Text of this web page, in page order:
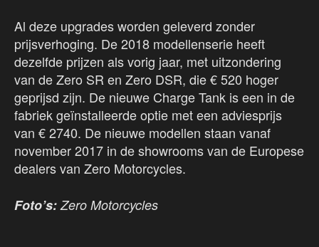
Al deze upgrades worden geleverd zonder
prijsverhoging. De 2018 modellenserie heeft
dezelfde prijzen als vorig jaar, met uitzondering
van de Zero SR en Zero DSR, die € 520 hoger
geprijsd zijn. De nieuwe Charge Tank is een in de
fabriek geïnstalleerde optie met een adviesprijs
van € 2740. De nieuwe modellen staan vanaf
november 2017 in de showrooms van de Europese
dealers van Zero Motorcycles.
Foto’s:Zero Motorcycles